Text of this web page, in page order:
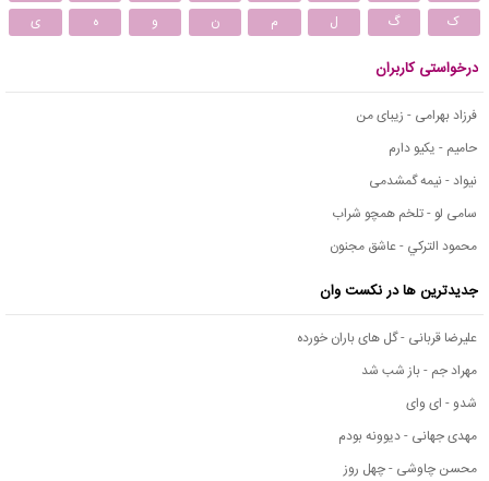
ک
گ ل م ن و ه ی
درخواستی کاربران
فرزاد بهرامی - زیبای من
حامیم - یکیو دارم
نیواد - نیمه گمشدمی
سامی لو - تلخم همچو شراب
محمود التركي - عاشق مجنون
جدیدترین ها در نکست وان
علیرضا قربانی - گل های باران خورده
مهراد جم - باز شب شد
شدو - ای وای
مهدی جهانی - دیوونه بودم
محسن چاوشی - چهل روز